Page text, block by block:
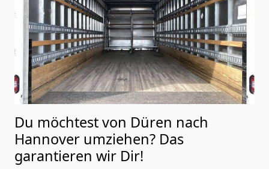
Du möchtest von Düren nach
Hannover umziehen? Das
garantieren wir Dir!